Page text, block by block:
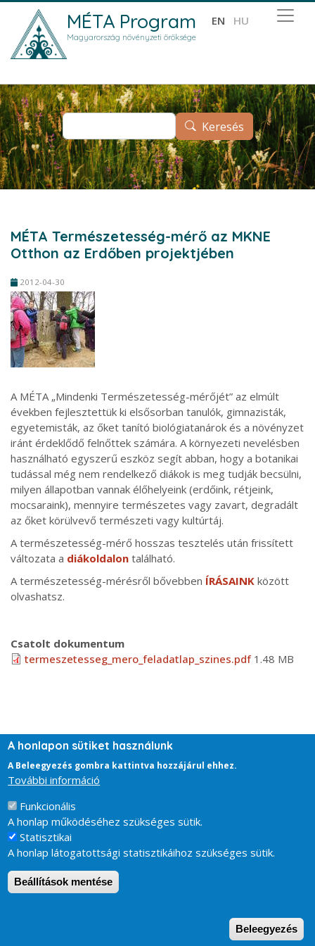
Ugrás a tartalomra
Keresés
MÉTA Program
Magyarország növényzeti öröksége
EN HU
MÉTA Természetesség-mérő az MKNE
Otthon az Erdőben projektjében
2012-04-30
A MÉTA „Mindenki Természetesség-mérőjét” az elmúlt
években fejlesztettük ki elsősorban tanulók, gimnazisták,
egyetemisták, az őket tanító biológiatanárok és a növényzet
iránt érdeklődő felnőttek számára. A környezeti nevelésben
használható egyszerű eszköz segít abban, hogy a botanikai
tudással még nem rendelkező diákok is meg tudják becsülni,
milyen állapotban vannak élőhelyeink (erdőink, rétjeink,
mocsaraink), mennyire természetes vagy zavart, degradált
az őket körülvevő természeti vagy kultúrtáj.
A természetesség-mérő hosszas tesztelés után frissített
változata a diákoldalon található.
A természetesség-mérésről bővebben ÍRÁSAINK között
olvashatsz.
Csatolt dokumentum
termeszetesseg_mero_feladatlap_szines.pdf 1.48 MB
A honlapon sütiket használunk
A Beleegyezés gombra kattintva hozzájárul ehhez.
További információ
Funkcionális
A honlap működéséhez szükséges sütik.
Statisztikai
A honlap látogatottsági statisztikáihoz szükséges sütik.
Beállítások mentése
Beleegyezés